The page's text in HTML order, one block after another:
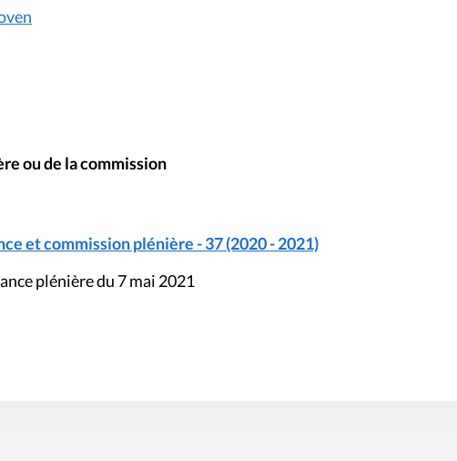
ou de la commission
et commission plénière - 37 (2020 - 2021)
plénière du 7 mai 2021